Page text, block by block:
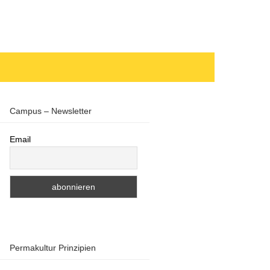
Campus – Newsletter
Email
Permakultur Prinzipien